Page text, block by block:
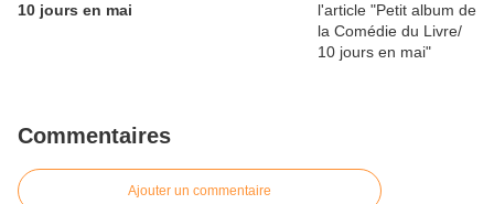
10 jours en mai
Commentaires
Ajouter un commentaire